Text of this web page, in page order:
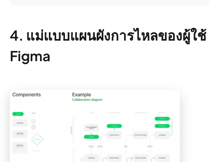
4. แม่แบบแผนผังการไหลของผู้ใช้
Figma